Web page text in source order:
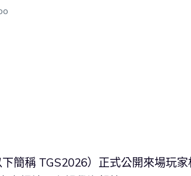
下簡稱 TGS2026）正式公開來場玩